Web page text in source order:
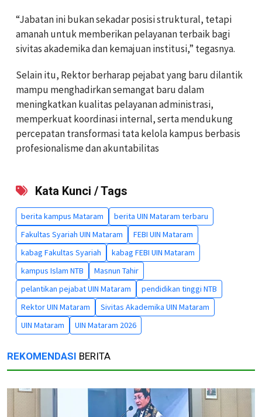
“Jabatan ini bukan sekadar posisi struktural, tetapi
amanah untuk memberikan pelayanan terbaik bagi
sivitas akademika dan kemajuan institusi,” tegasnya.
Selain itu, Rektor berharap pejabat yang baru dilantik
mampu menghadirkan semangat baru dalam
meningkatkan kualitas pelayanan administrasi,
memperkuat koordinasi internal, serta mendukung
percepatan transformasi tata kelola kampus berbasis
profesionalisme dan akuntabilitas
Kata Kunci / Tags
berita kampus Mataram
berita UIN Mataram terbaru
Fakultas Syariah UIN Mataram
FEBI UIN Mataram
kabag Fakultas Syariah
kabag FEBI UIN Mataram
kampus Islam NTB
Masnun Tahir
pelantikan pejabat UIN Mataram
pendidikan tinggi NTB
Rektor UIN Mataram
Sivitas Akademika UIN Mataram
UIN Mataram
UIN Mataram 2026
REKOMENDASI BERITA